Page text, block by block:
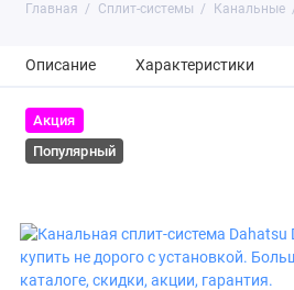
Главная Сплит-системы Канальные
Описание Характеристики
Акция
Популярный